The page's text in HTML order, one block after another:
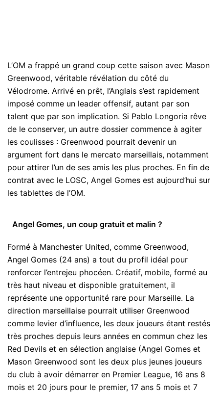
L’OM a frappé un grand coup cette saison avec Mason
Greenwood, véritable révélation du côté du
Vélodrome. Arrivé en prêt, l’Anglais s’est rapidement
imposé comme un leader offensif, autant par son
talent que par son implication. Si Pablo Longoria rêve
de le conserver, un autre dossier commence à agiter
les coulisses : Greenwood pourrait devenir un
argument fort dans le mercato marseillais, notamment
pour attirer l’un de ses amis les plus proches. En fin de
contrat avec le LOSC, Angel Gomes est aujourd’hui sur
les tablettes de l’OM.
Angel Gomes, un coup gratuit et malin ?
Formé à Manchester United, comme Greenwood,
Angel Gomes (24 ans) a tout du profil idéal pour
renforcer l’entrejeu phocéen. Créatif, mobile, formé au
très haut niveau et disponible gratuitement, il
représente une opportunité rare pour Marseille. La
direction marseillaise pourrait utiliser Greenwood
comme levier d’influence, les deux joueurs étant restés
très proches depuis leurs années en commun chez les
Red Devils et en sélection anglaise (Angel Gomes et
Mason Greenwood sont les deux plus jeunes joueurs
du club à avoir démarrer en Premier League, 16 ans 8
mois et 20 jours pour le premier, 17 ans 5 mois et 7